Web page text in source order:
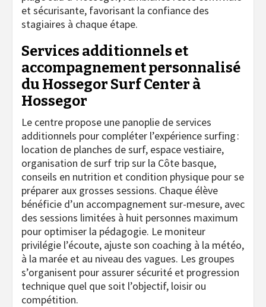
et sécurisante, favorisant la confiance des
stagiaires à chaque étape.
Services additionnels et
accompagnement personnalisé
du Hossegor Surf Center à
Hossegor
Le centre propose une panoplie de services
additionnels pour compléter l’expérience surfing :
location de planches de surf, espace vestiaire,
organisation de surf trip sur la Côte basque,
conseils en nutrition et condition physique pour se
préparer aux grosses sessions. Chaque élève
bénéficie d’un accompagnement sur-mesure, avec
des sessions limitées à huit personnes maximum
pour optimiser la pédagogie. Le moniteur
privilégie l’écoute, ajuste son coaching à la météo,
à la marée et au niveau des vagues. Les groupes
s’organisent pour assurer sécurité et progression
technique quel que soit l’objectif, loisir ou
compétition.